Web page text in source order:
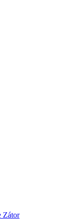
Zátor